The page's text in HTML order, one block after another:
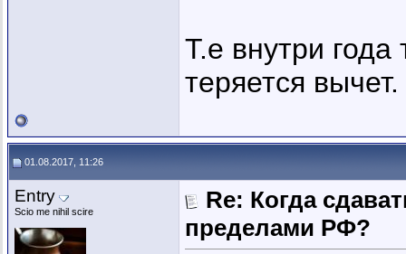
Т.е внутри
теряется вычет.
01.08.2017, 11:26
Entry
Scio me nihil scire
Re: Когда
пределами РФ?